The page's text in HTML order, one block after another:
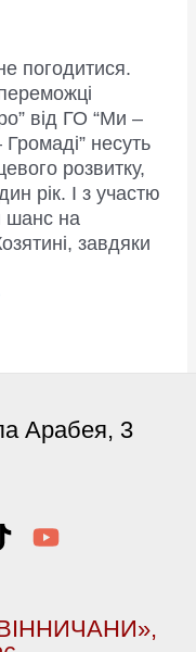
погодитися.
від ГО “Ми –
несуть
розвитку,
рік. І з участю
шанс на
завдяки
Арабея, 3